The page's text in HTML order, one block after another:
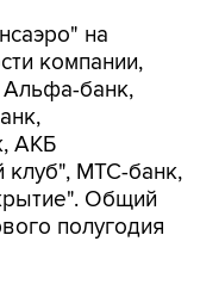
на
компании,
банк,
АКБ
МТС-банк,
Общий
полугодия